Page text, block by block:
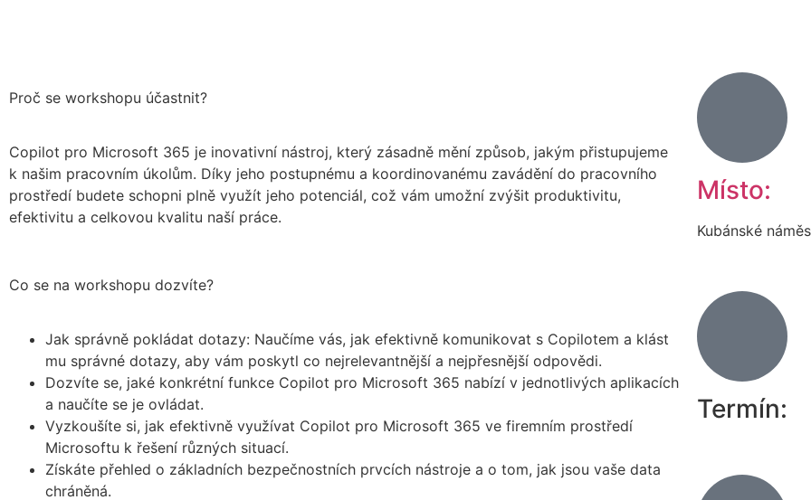
Proč se workshopu účastnit?
Copilot pro Microsoft 365 je inovativní nástroj, který zásadně mění způsob, jakým přistupujeme
k našim pracovním úkolům. Díky jeho postupnému a koordinovanému zavádění do pracovního
prostředí budete schopni plně využít jeho potenciál, což vám umožní zvýšit produktivitu,
efektivitu a celkovou kvalitu naší práce.
Co se na workshopu dozvíte?
Jak správně pokládat dotazy: Naučíme vás, jak efektivně komunikovat s Copilotem a klást
mu správné dotazy, aby vám poskytl co nejrelevantnější a nejpřesnější odpovědi.
Dozvíte se, jaké konkrétní funkce Copilot pro Microsoft 365 nabízí v jednotlivých aplikacích
a naučíte se je ovládat.
Vyzkoušíte si, jak efektivně využívat Copilot pro Microsoft 365 ve firemním prostředí
Microsoftu k řešení různých situací.
Získáte přehled o základních bezpečnostních prvcích nástroje a o tom, jak jsou vaše data
chráněná.
Místo:
Kubánské
Termín: